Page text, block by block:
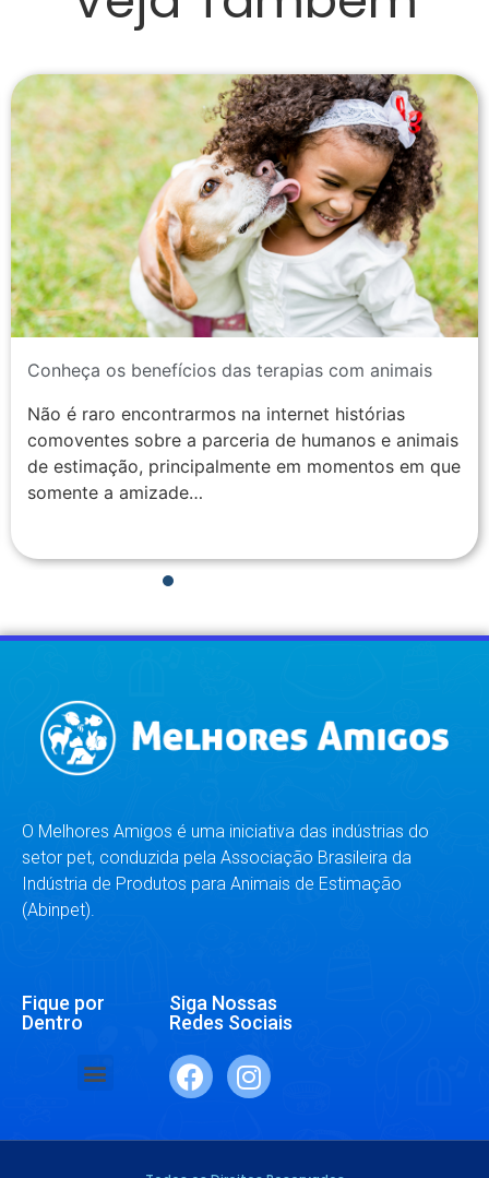
Conheça os benefícios das terapias com animais
Não é raro encontrarmos na internet histórias
comoventes sobre a parceria de humanos e animais
de estimação, principalmente em momentos em que
somente a amizade…
O Melhores Amigos é uma iniciativa das indústrias do
setor pet, conduzida pela Associação Brasileira da
Indústria de Produtos para Animais de Estimação
(Abinpet).
Fique por
Dentro
Siga Nossas
Redes Sociais